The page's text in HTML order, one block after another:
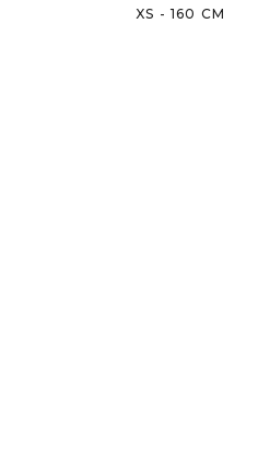
XS - 160 CM